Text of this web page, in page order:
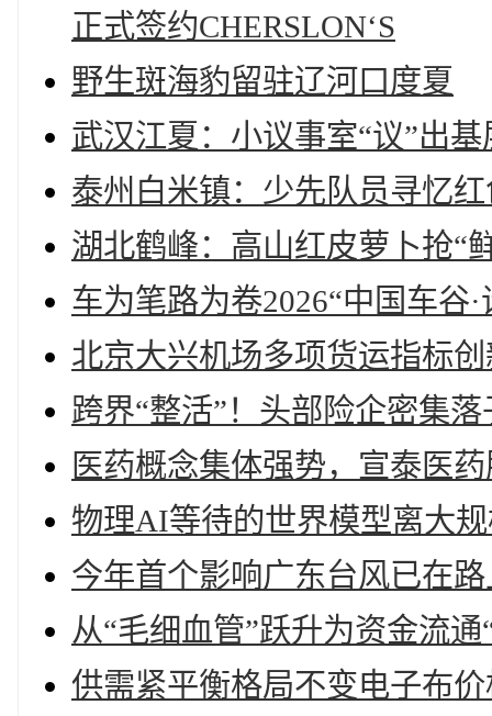
正式签约CHERSLON‘S
野生斑海豹留驻辽河口度夏
武汉江夏：小议事室“议”出
泰州白米镇：少先队员寻忆
湖北鹤峰：高山红皮萝卜抢“
车为笔路为卷2026“中国车谷
北京大兴机场多项货运指标
跨界“整活”！头部险企密集
医药概念集体强势，宣泰医
物理AI等待的世界模型离大
今年首个影响广东台风已在
从“毛细血管”跃升为资金流
供需紧平衡格局不变电子布价